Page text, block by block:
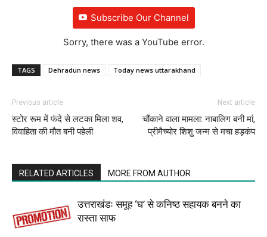
Subscribe Our Channel
Sorry, there was a YouTube error.
TAGS Dehradun news Today news uttarakhand
Previous article
स्टोर रूम में फंदे से लटका मिला शव,
विवाहिता की मौत बनी पहेली
Next article
चौंकाने वाला मामला: नाबालिग बनी मां,
प्रीमैच्योर शिशु जन्म से मचा हड़कंप
RELATED ARTICLES MORE FROM AUTHOR
उत्तराखंडः समूह ‘घ’ से कनिष्ठ सहायक बनने का
रास्ता साफ